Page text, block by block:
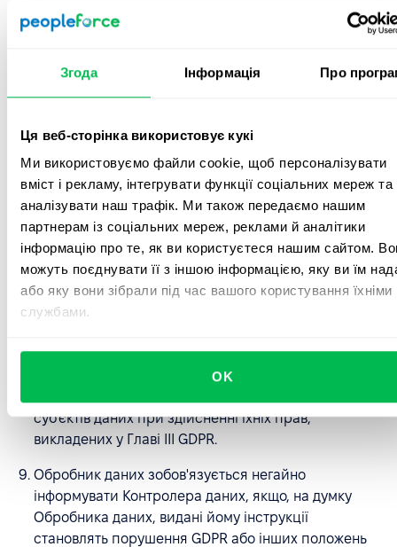
Згода Інформація Про
Ця веб-сторінка використовує кукі
Ми використовуємо файли cookie, щоб персоналізувати
вміст і рекламу, інтегрувати функції соціальних мереж та
аналізувати наш трафік. Ми також передаємо нашим
партнерам із соціальних мереж, реклами й аналітики
інформацію про те, як ви користуєтеся нашим сайтом.
можуть поєднувати її з іншою інформацією, яку ви їм
або яку вони зібрали під час вашого користування їхніми
службами.
OK
даних, які є предметом DPA, та повідомлення
персональні дані, допомагати у проведенні оцінки
рекомендацій органу.
Обробник даних зобов'язується негайно надати
Контролеру даних інформацію про порушення
персональних даних, довірених Обробнику даних,
включаючи інформацію, необхідну для того, щоб
Контролер даних міг повідомити про порушення
наглядовий орган, зазначений у ст. 33 п. 3 GDPR.
Обробник даних зобов'язується допомагати
допомогою відповідних технічних та організаційних
заходів та на основі окремих домовленостей, у
суб'єктів даних при здійсненні їхніх прав,
викладених у Главі III GDPR.
Обробник даних зобов'язується негайно
інформувати Контролера даних, якщо, на думку
Обробника даних, видані йому інструкції
становлять порушення GDPR або інших положень